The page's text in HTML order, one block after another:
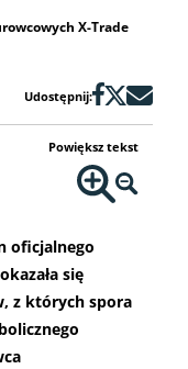
X-Trade
Udostępnij:
Powiększ tekst
oficjalnego
się
z których spora